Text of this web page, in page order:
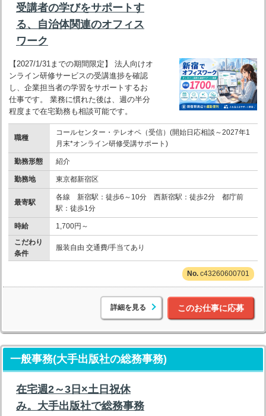
受講者の学びをサポートす
る、自治体関連のオフィス
ワーク
【2027/1/31までの期間限定】 法人向けオ
ンライン研修サービスの受講進捗を確認
し、企業担当者の学習をサポートするお
仕事です。 業務に慣れた後は、週の半分
程度まで在宅勤務も相談可能です。
職種
コールセンター・テレオペ（受信）(開始日応相談～2027年1
月末*オンライン研修受講サポート)
勤務形態 紹介
勤務地 東京都新宿区
最寄駅
各線 新宿駅：徒歩6～10分 西新宿駅：徒歩2分 都庁前
駅：徒歩1分
時給
1,700円～
こだわり
条件
服装自由 交通費/手当てあり
c43260600701
詳細を見る このお仕事に応募
一般事務(大手出版社の総務事務)
在宅週2～3日×土日祝休
み。大手出版社で総務事務